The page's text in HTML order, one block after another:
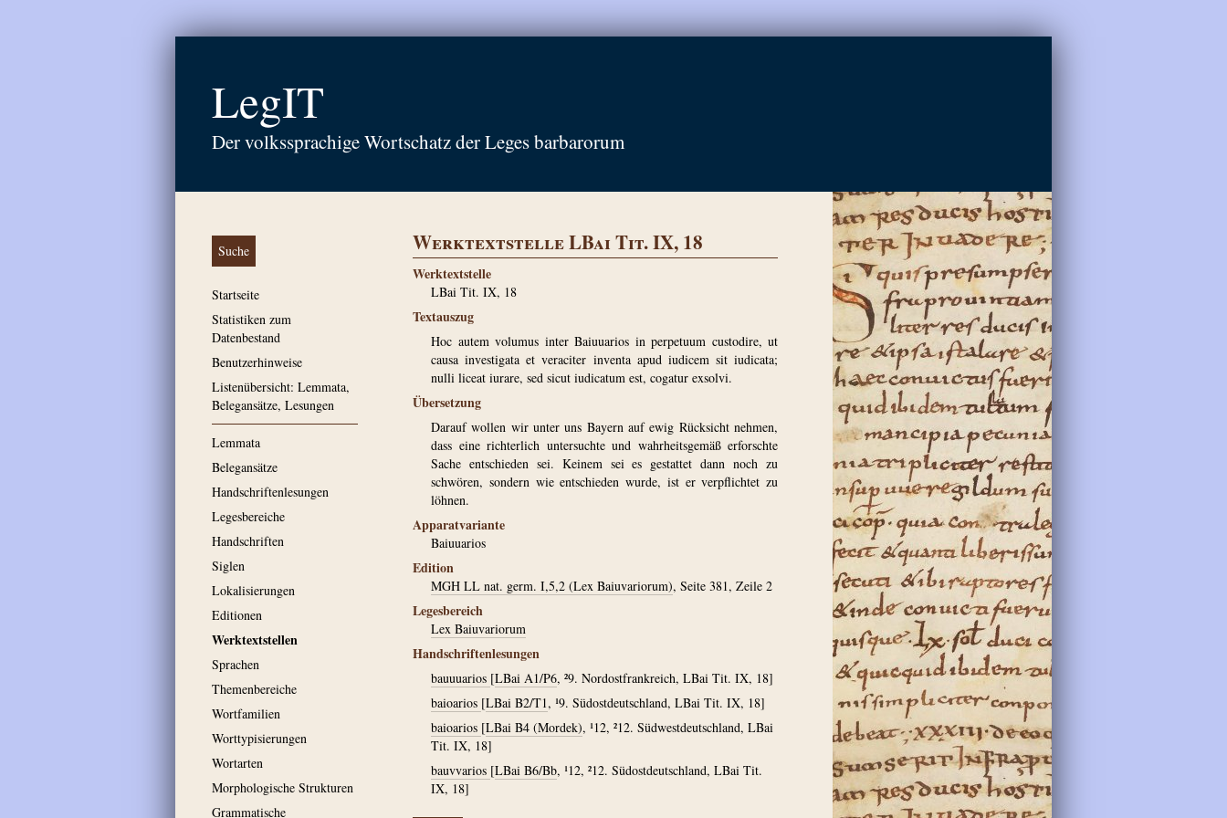
LegIT
Der volkssprachige Wortschatz der Leges barbarorum
Suche
Startseite
Statistiken zum
Datenbestand
Benutzerhinweise
Listenübersicht: Lemmata,
Belegansätze, Lesungen
Lemmata
Belegansätze
Handschriftenlesungen
Legesbereiche
Handschriften
Siglen
Lokalisierungen
Editionen
Werktextstellen
Sprachen
Themenbereiche
Wortfamilien
Worttypisierungen
Wortarten
Morphologische Strukturen
Grammatische
Werktextstelle LBai Tit. IX, 18
Werktextstelle
LBai Tit. IX, 18
Textauszug
Hoc autem volumus inter Baiuuarios in perpetuum custodire, ut
causa investigata et veraciter inventa apud iudicem sit iudicata;
nulli liceat iurare, sed sicut iudicatum est, cogatur exsolvi.
Übersetzung
Darauf wollen wir unter uns Bayern auf ewig Rücksicht nehmen,
dass eine richterlich untersuchte und wahrheitsgemäß erforschte
Sache entschieden sei. Keinem sei es gestattet dann noch zu
schwören, sondern wie entschieden wurde, ist er verpflichtet zu
löhnen.
Apparatvariante
Baiuuarios
Edition
MGH LL nat. germ. I,5,2 (Lex Baiuvariorum), Seite 381, Zeile 2
Legesbereich
Lex Baiuvariorum
Handschriftenlesungen
bauuuarios [LBai A1/P6, ²9. Nordostfrankreich, LBai Tit. IX, 18]
baioarios [LBai B2/T1, ¹9. Südostdeutschland, LBai Tit. IX, 18]
baioarios [LBai B4 (Mordek), ¹12, ²12. Südwestdeutschland, LBai
Tit. IX, 18]
bauvvarios [LBai B6/Bb, ¹12, ²12. Südostdeutschland, LBai Tit.
IX, 18]